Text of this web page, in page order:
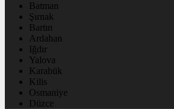
Batman
Şırnak
Bartın
Ardahan
Iğdır
Yalova
Karabük
Kilis
Osmaniye
Düzce